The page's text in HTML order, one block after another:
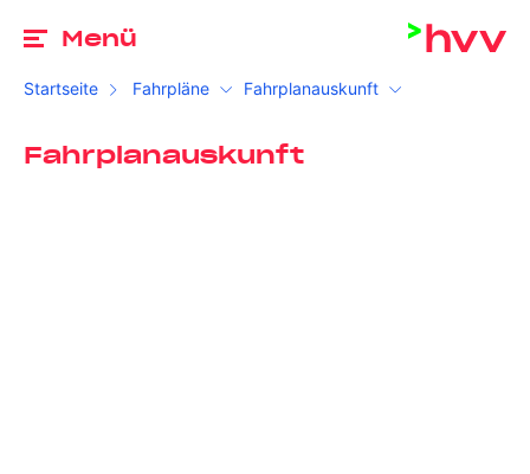
Menü
Startseite Fahrpläne Fahrplanauskunft
Fahrplanauskunft